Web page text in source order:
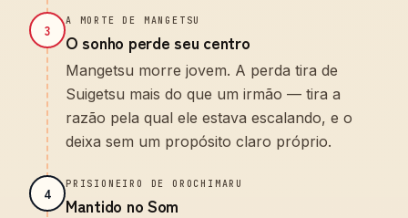
3
A MORTE DE MANGETSU
O sonho perde seu centro
Mangetsu morre jovem. A perda tira de
Suigetsu mais do que um irmão — tira a
razão pela qual ele estava escalando, e o
deixa sem um propósito claro próprio.
4
PRISIONEIRO DE OROCHIMARU
Mantido no Som